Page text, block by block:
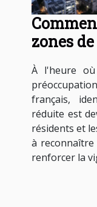
zones
dans les
À l'heure
français,
réduite est
résidents et
à
renforcer la